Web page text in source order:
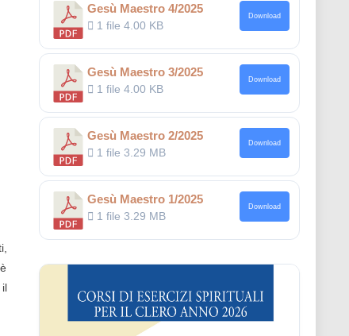
il
Gesù Maestro 4/2025
1 file4.00 KB
Download
Gesù Maestro 3/2025
1 file4.00 KB
Download
Gesù Maestro 2/2025
1 file3.29 MB
Download
Gesù Maestro 1/2025
1 file3.29 MB
Download